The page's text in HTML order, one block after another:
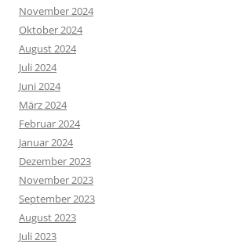
November 2024
Oktober 2024
August 2024
Juli 2024
Juni 2024
März 2024
Februar 2024
Januar 2024
Dezember 2023
November 2023
September 2023
August 2023
Juli 2023